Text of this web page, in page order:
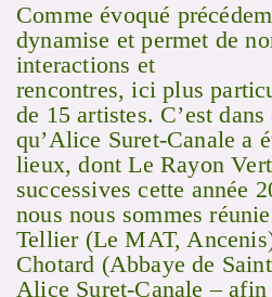
Comme évoqué
dynamise et permet de
interactions et
rencontres, ici plus
de 15 artistes. C’est
qu’Alice Suret-Canale a
lieux, dont Le Rayon
successives cette année
nous nous sommes
Tellier (Le MAT,
Chotard (Abbaye de
Alice Suret-Canale – afin